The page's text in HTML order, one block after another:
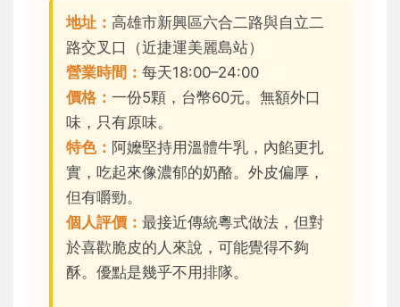
地址： 高雄市新興區六合二路與自立二
路交叉口（近捷運美麗島站）
營業時間： 每天18:00–24:00
價格： 一份5顆，台幣60元。無額外口
味，只有原味。
特色： 阿嬤堅持用溫體牛乳，內餡更扎
實，吃起來像濃郁的奶酪。外皮偏厚，
但有嚼勁。
個人評價： 最接近傳統粵式做法，但對
於喜歡脆皮的人來說，可能覺得不夠
酥。優點是幾乎不用排隊。